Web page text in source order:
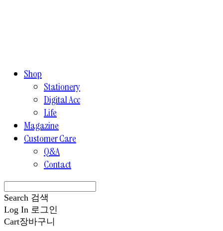
Shop
Stationery
Digital Acc
Life
Magazine
Customer Care
Q&A
Contact
Search 검색
Log In 로그인
Cart장바구니